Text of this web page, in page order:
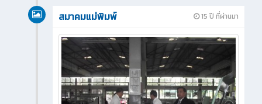
15 ปี ที่ผ่านมา
สมาคมแม่พิมพ์